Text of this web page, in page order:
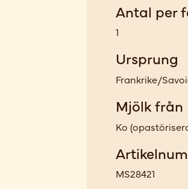
Antal per
1
Ursprung
Frankrike/
Mjölk från
Ko (
MS28421